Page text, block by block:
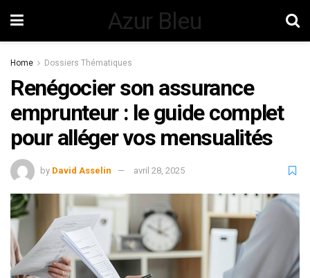
Azur Bleu
Home Dossiers Thématiques
Renégocier son assurance
emprunteur : le guide complet
pour alléger vos mensualités
by David Asselin avril 28, 2025